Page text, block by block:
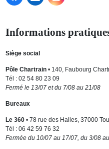
Informations
Siège social
Pôle Chartrain• 140, Faubourg
Tél : 02 54 80 23 09
Fermé le 13/07 et du 7/08 au 21/08
Bureaux
Le 360• 78 rue des Halles, 37000
Tél : 06 42 59 76 32
Fermée du 10/07 au 17/07, du 3/08